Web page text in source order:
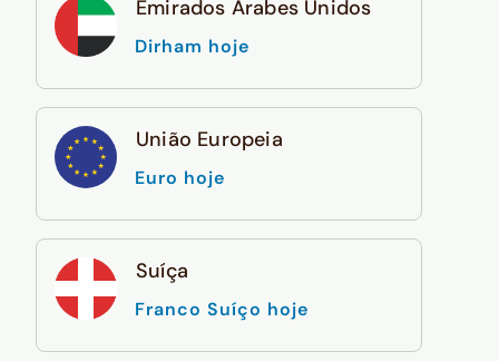
Emirados Árabes Unidos
Dirham hoje
União Europeia
Euro hoje
Suíça
Franco Suíço hoje